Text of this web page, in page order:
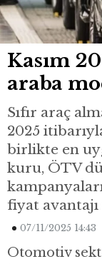
Kasım
araba
Sıfır araç
2025
birlikte en
kuru, ÖTV
fiyat avantajı
07/11/2025 14:43
Otomotiv